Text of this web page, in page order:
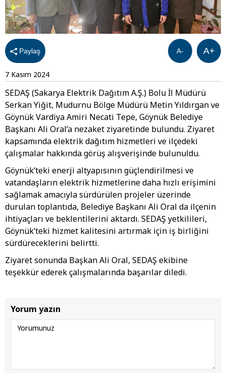
Paylaş A+
A-
7 Kasım 2024
SEDAŞ (Sakarya Elektrik Dağıtım A.Ş.) Bolu İl Müdürü
Serkan Yiğit, Mudurnu Bölge Müdürü Metin Yıldırgan ve
Göynük Vardiya Amiri Necati Tepe, Göynük Belediye
Başkanı Ali Oral’a nezaket ziyaretinde bulundu. Ziyaret
kapsamında elektrik dağıtım hizmetleri ve ilçedeki
çalışmalar hakkında görüş alışverişinde bulunuldu.
Göynük’teki enerji altyapısının güçlendirilmesi ve
vatandaşların elektrik hizmetlerine daha hızlı erişimini
sağlamak amacıyla sürdürülen projeler üzerinde
durulan toplantıda, Belediye Başkanı Ali Oral da ilçenin
ihtiyaçları ve beklentilerini aktardı. SEDAŞ yetkilileri,
Göynük’teki hizmet kalitesini artırmak için iş birliğini
sürdüreceklerini belirtti.
Ziyaret sonunda Başkan Ali Oral, SEDAŞ ekibine
teşekkür ederek çalışmalarında başarılar diledi.
Yorum yazın